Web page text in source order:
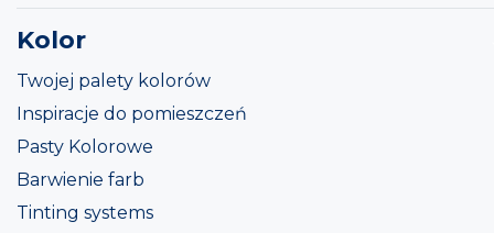
Kolor
Twojej palety kolorów
Inspiracje do pomieszczeń
Pasty Kolorowe
Barwienie farb
Tinting systems